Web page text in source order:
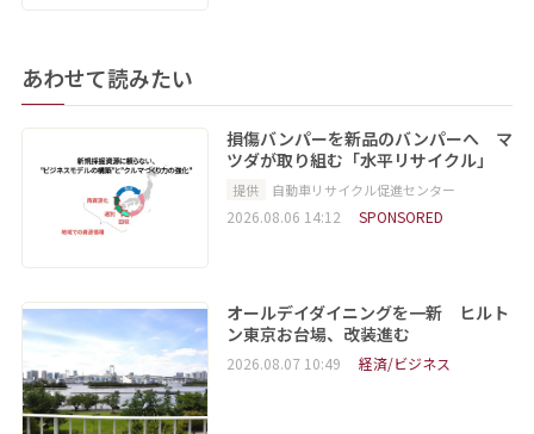
あわせて読みたい
損傷バンパーを新品のバンパーへ マ
ツダが取り組む「水平リサイクル」
提供 自動車リサイクル促進センター
2026.08.06 14:12 SPONSORED
オールデイダイニングを一新 ヒルト
ン東京お台場、改装進む
2026.08.07 10:49 経済/ビジネス